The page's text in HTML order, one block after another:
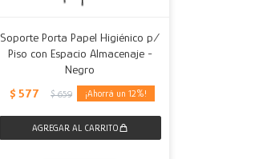
Soporte Porta Papel Higiénico p/
Piso con Espacio Almacenaje -
Negro
$ 577 $ 659 12